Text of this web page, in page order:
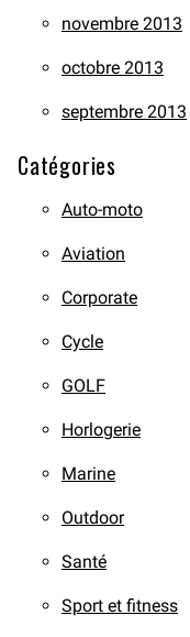
novembre 2013
octobre 2013
septembre 2013
Catégories
Auto-moto
Aviation
Corporate
Cycle
GOLF
Horlogerie
Marine
Outdoor
Santé
Sport et fitness